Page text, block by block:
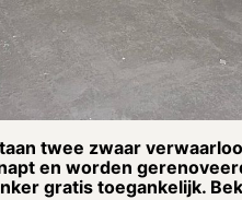
twee zwaar
en worden
gratis toegankelijk.